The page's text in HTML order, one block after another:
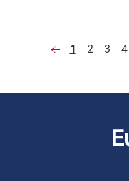
1 2 3 4